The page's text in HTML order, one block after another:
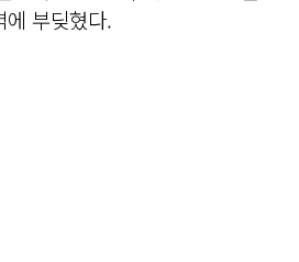
에 부딪혔다.